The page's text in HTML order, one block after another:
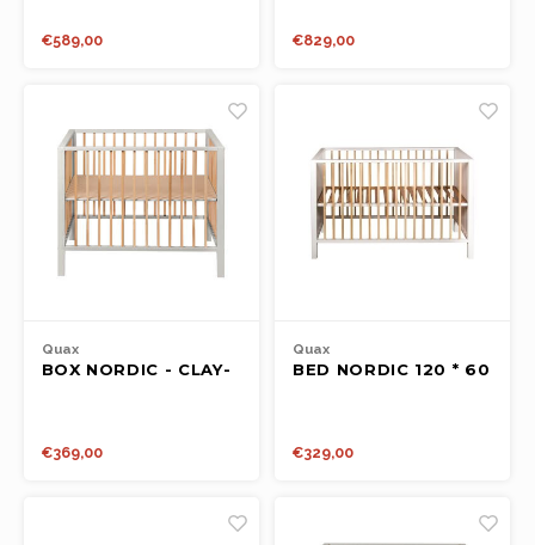
€589,00 €829,00
Quax
BOX NORDIC - CLAY-
€369,00
Quax
BED NORDIC 120 * 60
€329,00